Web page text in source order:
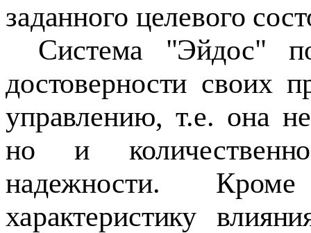
заданного целевого
Система "Эйдос"
достоверности своих
управлению, т.е. она
но и
надежности.
характеристику